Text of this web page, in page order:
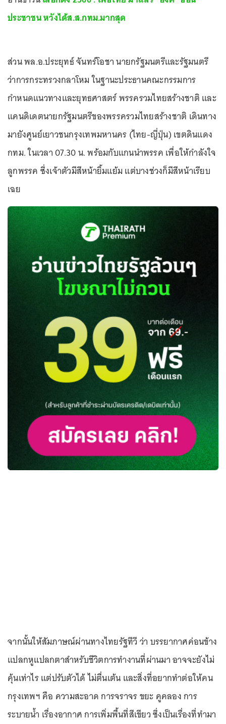
ประชาชน หวังได้ส.ส.กทม.มากสุด
ส่วน พล.อ.ประยุทธ์ จันทร์โอชา นายกรัฐมนตรีและรัฐมนตรี
ว่าการกระทรวงกลาโหม ในฐานะประธานคณะกรรมการ
กำหนดแนวทางและยุทธศาสตร์ พรรครวมไทยสร้างชาติ และ
แคนดิเดตนายกรัฐมนตรีของพรรครวมไทยสร้างชาติ เดินทาง
มายังศูนย์เยาวชนกรุงเทพมหานคร (ไทย-ญี่ปุ่น) เขตดินแดง
กทม. ในเวลา 07.30 น. พร้อมกับแกนนำพรรค เพื่อให้กำลังใจ
ลูกพรรค ซึ่งเจ้าตัวมีสีหน้ายิ้มแย้ม แต่บางช่วงก็มีสีหน้าเรียบ
เฉย
จากนั้นให้สัมภาษณ์ผ่านทางไทยรัฐทีวี ว่า บรรยากาศค่อนข้าง
แปลกหูแปลกตาสำหรับชีวิตการทำงานที่ผ่านมา อาจจะยังไม่
คุ้นเท่าไร แต่ปรับตัวได้ ไม่ตื่นเต้น และสิ่งที่อยากทำต่อให้คน
กรุงเทพฯ คือ ความสะอาด การจราจร ขยะ คูคลอง การ
ระบายน้ำ เรื่องอากาศ การเพิ่มพื้นที่สีเขียว ซึ่งเป็นเรื่องที่ทำมา